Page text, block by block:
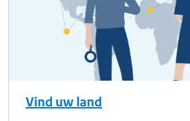
Vind uw land